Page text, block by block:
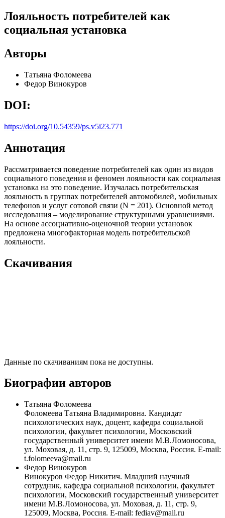
Лояльность потребителей как
социальная установка
Авторы
Татьяна Фоломеева
Федор Винокуров
DOI:
https://doi.org/10.54359/ps.v5i23.771
Аннотация
Рассматривается поведение потребителей как один из видов
социального поведения и феномен лояльности как социальная
установка на это поведение. Изучалась потребительская
лояльность в группах потребителей автомобилей, мобильных
телефонов и услуг сотовой связи (N = 201). Основной метод
исследования – моделирование структурными уравнениями.
На основе ассоциативно-оценочной теории установок
предложена многофакторная модель потребительской
лояльности.
Скачивания
Данные по скачиваниям пока не доступны.
Биографии авторов
Татьяна Фоломеева
Фоломеева Татьяна Владимировна. Кандидат
психологических наук, доцент, кафедра социальной
психологии, факультет психологии, Московский
государственный университет имени М.В.Ломоносова,
ул. Моховая, д. 11, стр. 9, 125009, Москва, Россия. E-mail:
t.folomeeva@mail.ru
Федор Винокуров
Винокуров Федор Никитич. Младший научный
сотрудник, кафедра социальной психологии, факультет
психологии, Московский государственный университет
имени М.В.Ломоносова, ул. Моховая, д. 11, стр. 9,
125009, Москва, Россия. E-mail: fediav@mail.ru